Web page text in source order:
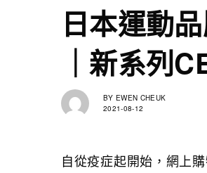
日本運動
｜新系列
BY EWEN CHEUK
2021-08-12
自從疫症起開始，網上